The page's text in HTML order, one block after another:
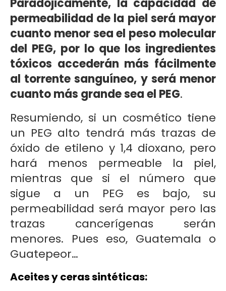
Paradójicamente, la capacidad de
permeabilidad de la piel será mayor
cuanto menor sea el peso molecular
del PEG, por lo que los ingredientes
tóxicos accederán más fácilmente
al torrente sanguíneo, y será menor
cuanto más grande sea el PEG.
Resumiendo, si un cosmético tiene
un PEG alto tendrá más trazas de
óxido de etileno y 1,4 dioxano, pero
hará menos permeable la piel,
mientras que si el número que
sigue a un PEG es bajo, su
permeabilidad será mayor pero las
trazas cancerígenas serán
menores. Pues eso, Guatemala o
Guatepeor…
Aceites y ceras sintéticas: